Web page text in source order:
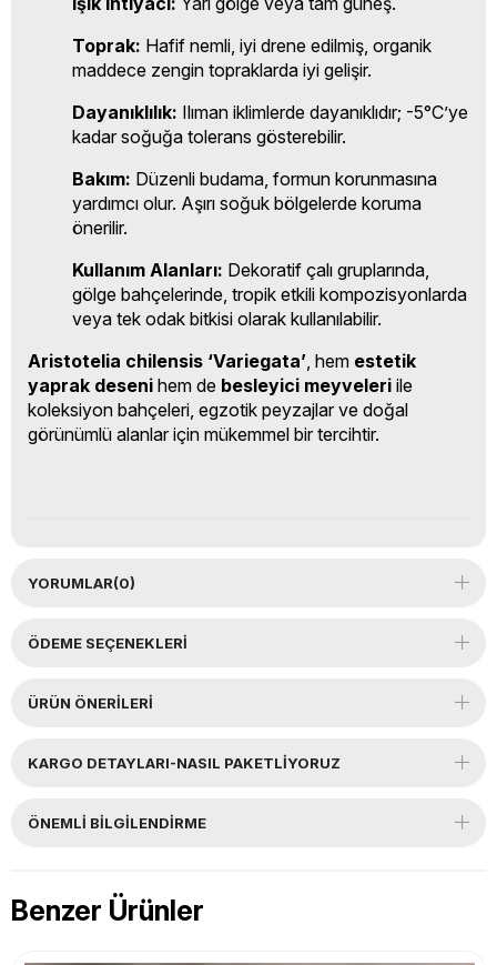
Toprak: Hafif nemli, iyi drene edilmiş, organik
maddece zengin topraklarda iyi gelişir.
Dayanıklılık: Ilıman iklimlerde dayanıklıdır; -5°C’ye
kadar soğuğa tolerans gösterebilir.
Bakım: Düzenli budama, formun korunmasına
yardımcı olur. Aşırı soğuk bölgelerde koruma
önerilir.
Kullanım Alanları: Dekoratif çalı gruplarında,
gölge bahçelerinde, tropik etkili kompozisyonlarda
veya tek odak bitkisi olarak kullanılabilir.
Aristotelia chilensis ‘Variegata’, hem estetik
yaprak deseni hem de besleyici meyveleri ile
koleksiyon bahçeleri, egzotik peyzajlar ve doğal
görünümlü alanlar için mükemmel bir tercihtir.
YORUMLAR(0)
ÖDEME SEÇENEKLERI
ÜRÜN ÖNERILERI
KARGO DETAYLARI-NASIL PAKETLİYORUZ
ÖNEMLI BILGILENDIRME
Benzer Ürünler